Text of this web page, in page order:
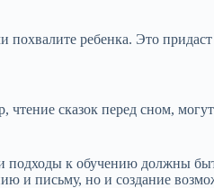
похвалите ребенка. Это
сказок перед сном,
к обучению должны
и письму, но и создание